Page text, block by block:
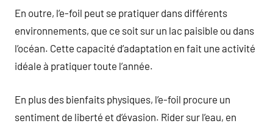
En outre, l’e-foil peut se pratiquer dans différents
environnements, que ce soit sur un lac paisible ou dans
l’océan. Cette capacité d’adaptation en fait une activité
idéale à pratiquer toute l’année.
En plus des bienfaits physiques, l’e-foil procure un
sentiment de liberté et d’évasion. Rider sur l’eau, en